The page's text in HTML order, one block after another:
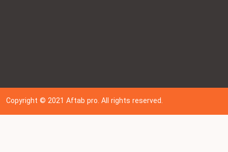
Copyright © 202 1Aftab pro. All rights reserved.